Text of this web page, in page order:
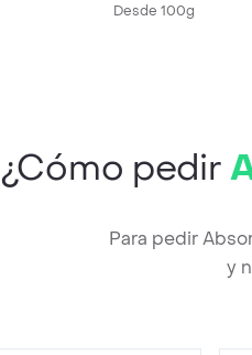
Desde 100g
¿Cómo pedir
Para pedir
y